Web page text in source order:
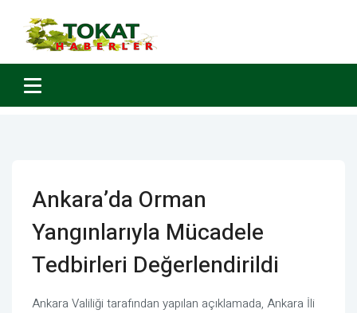
Ankara’da Orman
Yangınlarıyla Mücadele
Tedbirleri Değerlendirildi
Ankara Valiliği tarafından yapılan açıklamada, Ankara İli